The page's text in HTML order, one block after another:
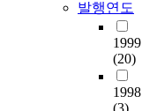
발행연도
1999
(20)
1998